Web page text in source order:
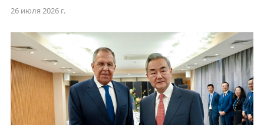
26 июля 2026 г.